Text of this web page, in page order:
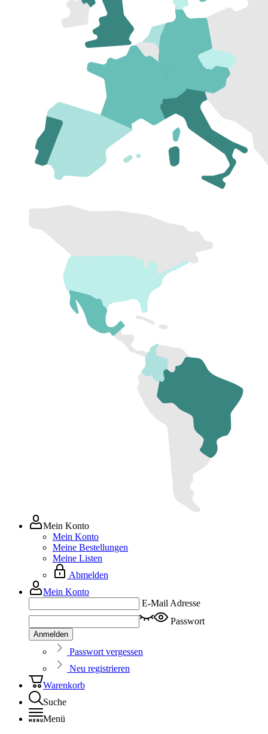
Mein Konto
Mein Konto
Meine Bestellungen
Meine Listen
Abmelden
Mein Konto
E-Mail Adresse
Passwort
Anmelden
Passwort vergessen
Neu registrieren
Warenkorb
Suche
Menü